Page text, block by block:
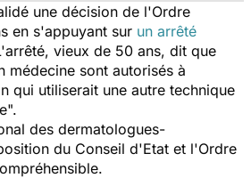
une décision de l'Ordre
en s'appuyant sur un arrêté
vieux de 50 ans, dit que
médecine sont autorisés à
qui utiliserait une autre technique
des dermatologues-
du Conseil d'Etat et l'Ordre